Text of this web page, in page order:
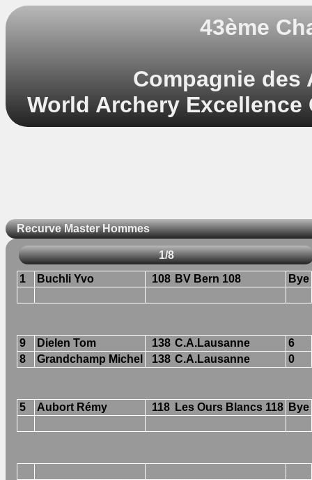
43ème
Compagnie des
World Archery Excellence
Recurve Master Hommes
1/8
1 Buchli Yvo 108 BV Bern 108 Bye
9 Dielen Tom 138 C.A.Lausanne
6
8
Grandchamp Michel 138 C.A.Lausanne 0
5 Aubort Rémy 118 Les Ours Blancs 118 Bye